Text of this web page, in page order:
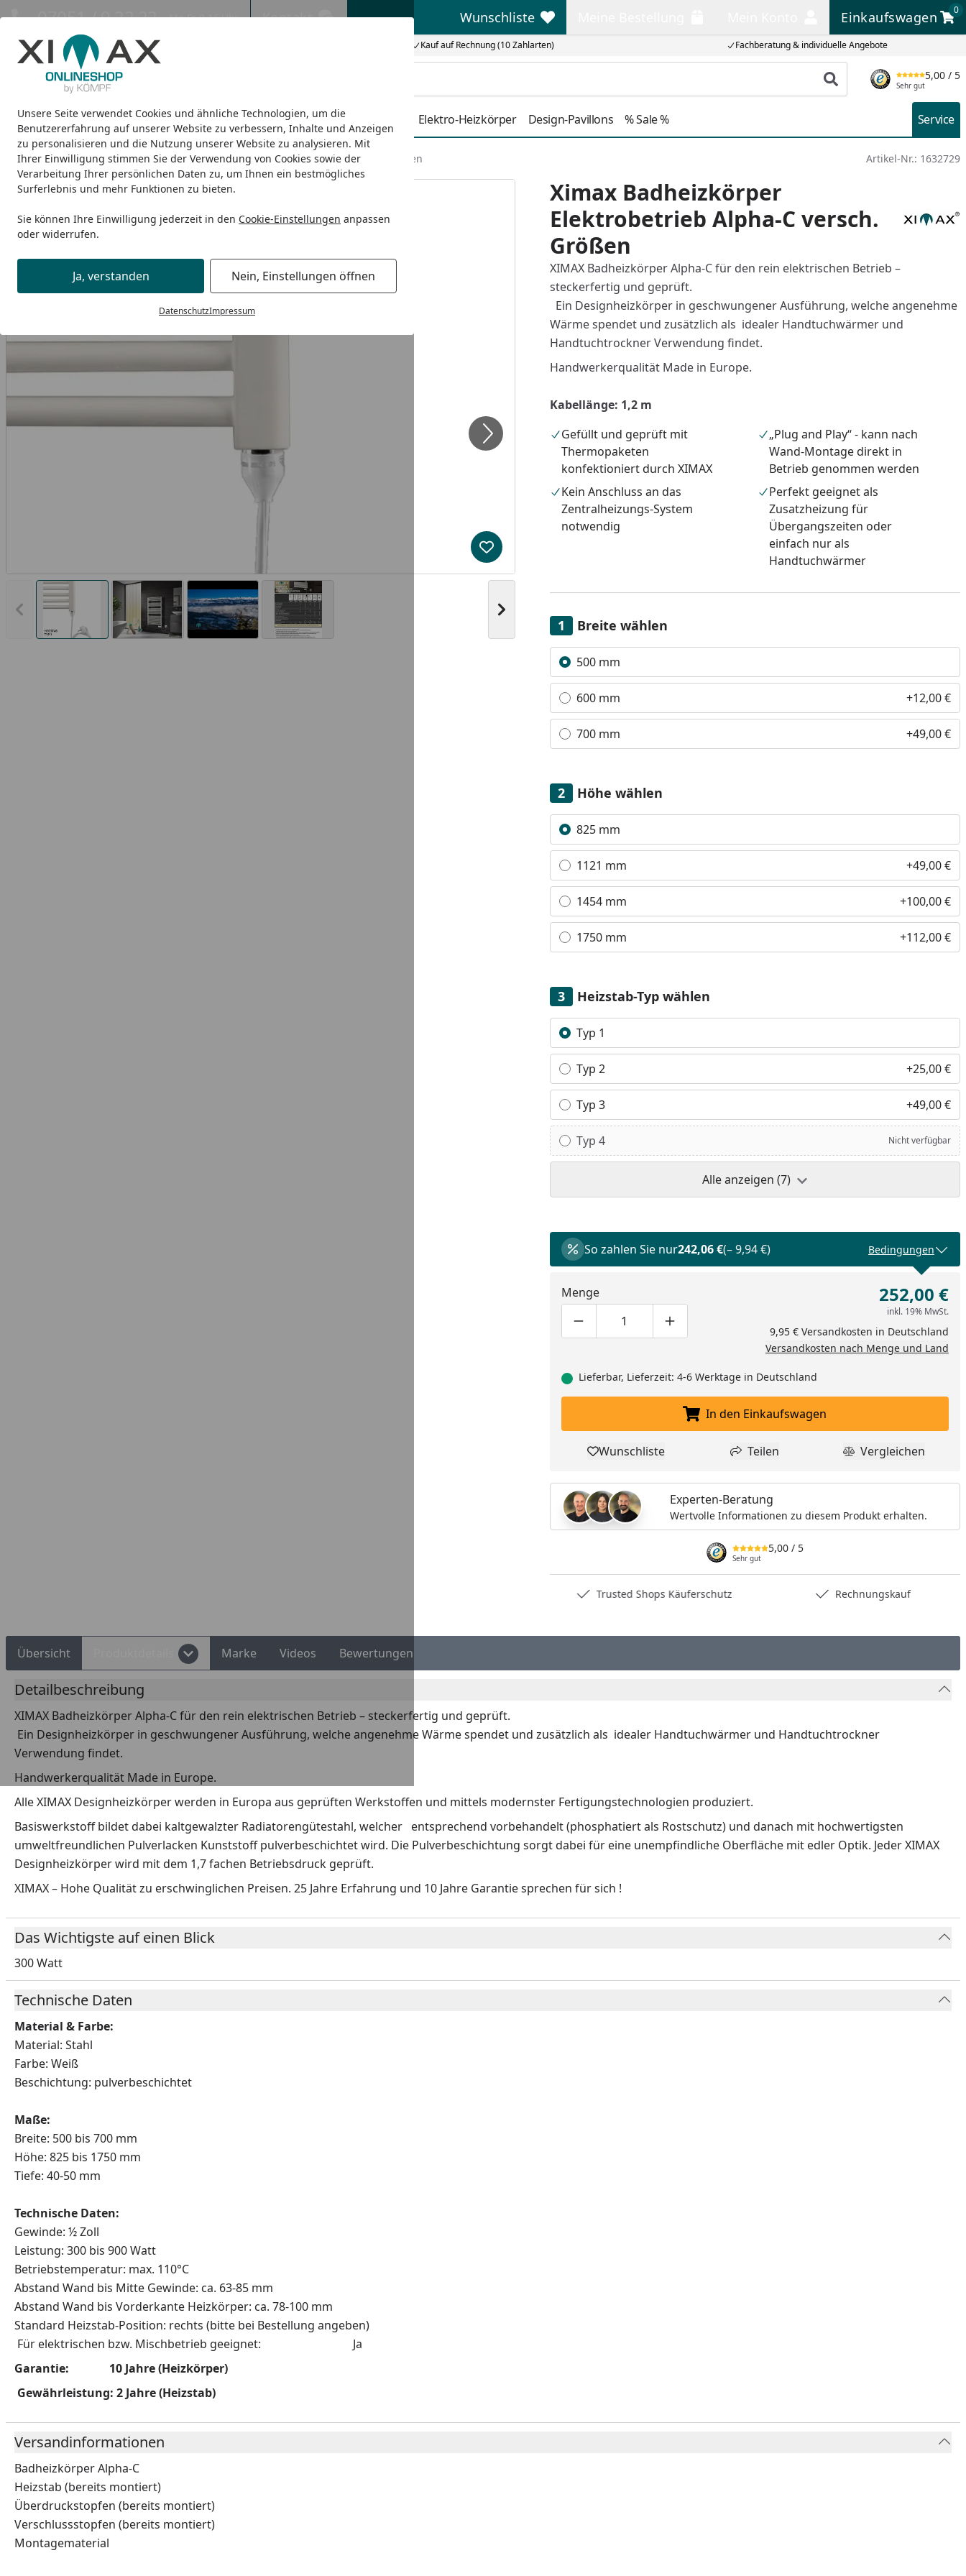
Unsere Seite verwendet Cookies und ähnliche Technologien, um die
Benutzererfahrung auf unserer Website zu verbessern, Inhalte und Anzeigen
zu personalisieren und die Nutzung unserer Website zu analysieren. Mit
Ihrer Einwilligung stimmen Sie der Verwendung von Cookies sowie der
Verarbeitung Ihrer persönlichen Daten zu, um Ihnen ein bestmögliches
Surferlebnis und mehr Funktionen zu bieten.
Sie können Ihre Einwilligung jederzeit in den Cookie-Einstellungen anpassen
oder widerrufen.
Ja, verstanden Nein, Einstellungen öffnen
DatenschutzImpressum
Eigene Montage-Teams Kauf auf Rechnung (10 Zahlarten) Fachberatung & individuelle Angebote
07051 / 9 22 22 Mo-Fr. 8-16 Uhr Kontakt Wunschliste
Wunschliste Einkaufswagen
0
Einkaufswagen
Produkt suchen
5,00 / 5
Sehr gut
Design-Carports Design-Heizkörper Infrarot-Heizkörper Duschkabinen Elektro-Heizkörper Design-Pavillons % Sale % Service
Startseite
Elektro-Heizkörper Ximax Badheizkörper Elektrobetrieb Alpha-C versch. Größen Artikel-Nr.: 1632729
Vorheriges Bild anzeigen Nächstes Bild anzeigen
Produkt zur Wunschliste hinzufügen
Ximax Badheizkörper
Elektrobetrieb Alpha-C versch.
Größen
XIMAX Badheizkörper Alpha-C für den rein elektrischen Betrieb –
steckerfertig und geprüft.
Ein Designheizkörper in geschwungener Ausführung, welche angenehme
Wärme spendet und zusätzlich als idealer Handtuchwärmer und
Handtuchtrockner Verwendung findet.
Handwerkerqualität Made in Europe.
Kabellänge: 1,2 m
Gefüllt und geprüft mit
Thermopaketen
konfektioniert durch XIMAX
„Plug and Play“ - kann nach
Wand-Montage direkt in
Betrieb genommen werden
Kein Anschluss an das
Zentralheizungs-System
notwendig
Perfekt geeignet als
Zusatzheizung für
Übergangszeiten oder
einfach nur als
Handtuchwärmer
Breite wählen
Alle anzeigen (3)
500 mm
600 mm +12,00 €
700 mm +49,00 €
Höhe wählen
Alle anzeigen (4)
825 mm
1121 mm +49,00 €
1454 mm +100,00 €
1750 mm +112,00 €
Heizstab-Typ wählen
Alle anzeigen (7)
Typ 1
Typ 2 +25,00 €
Typ 3 +49,00 €
Typ 4 Nicht verfügbar
Alle anzeigen (7)
So zahlen Sie nur242,06 €(– 9,94 €) Bedingungen
Menge
Produktmenge um eins verringern
Produktmenge manuell eingeben
Produktmenge um eins erhöhen
252,00 €
inkl. 19% MwSt.
9,95 € Versandkosten in Deutschland
Versandkosten nach Menge und Land
Lieferbar, Lieferzeit: 4-6 Werktage in Deutschland
In den Einkaufswagen legen
In den Einkaufswagen
Produkt zur Wunschliste hinzufügen
Wunschliste Teilen
Teilen Produkt
Vergleichen
Experten-Beratung
Wertvolle Informationen zu diesem Produkt erhalten.
5,00 / 5
Sehr gut
Trusted Shops Käuferschutz Rechnungskauf
Übersicht Marke Videos Bewertungen
Detailbeschreibung
XIMAX Badheizkörper Alpha-C für den rein elektrischen Betrieb – steckerfertig und geprüft.
Ein Designheizkörper in geschwungener Ausführung, welche angenehme Wärme spendet und zusätzlich als idealer Handtuchwärmer und Handtuchtrockner
Verwendung findet.
Handwerkerqualität Made in Europe.
Alle XIMAX Designheizkörper werden in Europa aus geprüften Werkstoffen und mittels modernster Fertigungstechnologien produziert.
Basiswerkstoff bildet dabei kaltgewalzter Radiatorengütestahl, welcher entsprechend vorbehandelt (phosphatiert als Rostschutz) und danach mit hochwertigsten
umweltfreundlichen Pulverlacken Kunststoff pulverbeschichtet wird. Die Pulverbeschichtung sorgt dabei für eine unempfindliche Oberfläche mit edler Optik. Jeder XIMAX
Designheizkörper wird mit dem 1,7 fachen Betriebsdruck geprüft.
XIMAX – Hohe Qualität zu erschwinglichen Preisen. 25 Jahre Erfahrung und 10 Jahre Garantie sprechen für sich !
Das Wichtigste auf einen Blick
300 Watt
Technische Daten
Material & Farbe:
Material: Stahl
Farbe: Weiß
Beschichtung: pulverbeschichtet
Maße:
Breite: 500 bis 700 mm
Höhe: 825 bis 1750 mm
Tiefe: 40-50 mm
Technische Daten:
Gewinde: ½ Zoll
Leistung: 300 bis 900 Watt
Betriebstemperatur: max. 110°C
Abstand Wand bis Mitte Gewinde: ca. 63-85 mm
Abstand Wand bis Vorderkante Heizkörper: ca. 78-100 mm
Standard Heizstab-Position: rechts (bitte bei Bestellung angeben)
Für elektrischen bzw. Mischbetrieb geeignet: Ja
Garantie: 10 Jahre (Heizkörper)
Gewährleistung: 2 Jahre (Heizstab)
Versandinformationen
Badheizkörper Alpha-C
Heizstab (bereits montiert)
Überdruckstopfen (bereits montiert)
Verschlussstopfen (bereits montiert)
Montagematerial